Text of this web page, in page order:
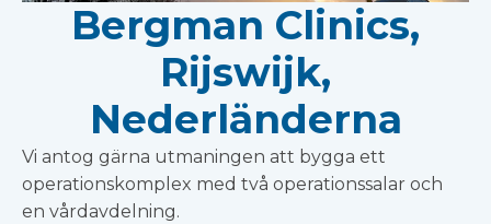
Bergman Clinics,
Rijswijk,
Nederländerna
Vi antog gärna utmaningen att bygga ett
operationskomplex med två operationssalar och
en vårdavdelning.